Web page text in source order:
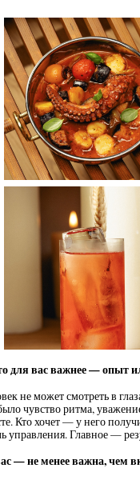
для вас важнее — опыт
не может смотреть в
чувство ритма,
Кто хочет — у него
Главное —
— не менее важна, чем